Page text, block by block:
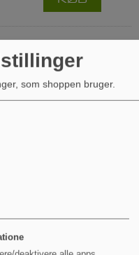
som shoppen bruger.